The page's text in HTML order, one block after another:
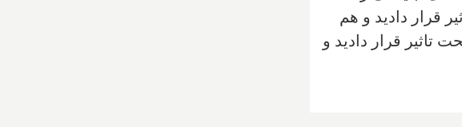
قرار دادید و هم
تاثیر قرار دادید و